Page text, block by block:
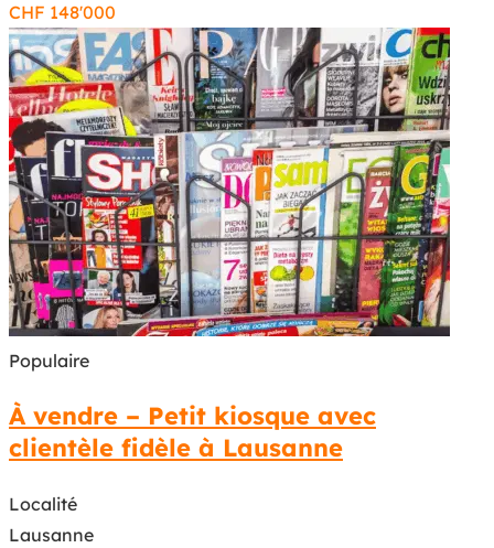
CHF 148'000
Populaire
À vendre – Petit kiosque avec
clientèle fidèle à Lausanne
Localité
Lausanne